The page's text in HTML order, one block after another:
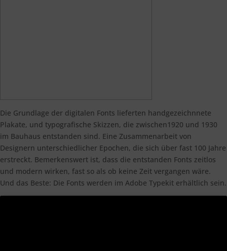
Die Grundlage der digitalen Fonts lieferten handgezeichnnete
Plakate, und typografische Skizzen, die zwischen1920 und 1930
im Bauhaus entstanden sind. Eine Zusammenarbeit von
Designern unterschiedlicher Epochen, die sich über fast 100 Jahre
erstreckt. Bemerkenswert ist, dass die entstanden Fonts zeitlos
und modern wirken, fast so als ob keine Zeit vergangen wäre.
Und das Beste: Die Fonts werden im Adobe Typekit erhältlich sein.